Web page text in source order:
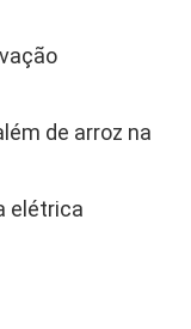
de arroz na
elétrica